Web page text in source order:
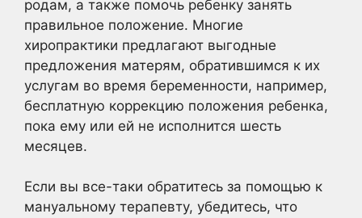
родам, а также помочь ребенку занять
правильное положение. Многие
хиропрактики предлагают выгодные
предложения матерям, обратившимся к их
услугам во время беременности, например,
бесплатную коррекцию положения ребенка,
пока ему или ей не исполнится шесть
месяцев.
Если вы все-таки обратитесь за помощью к
мануальному терапевту, убедитесь, что